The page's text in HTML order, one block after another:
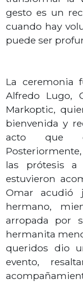
gesto es un
cuando hay
puede ser
La ceremonia
Alfredo Lugo,
Markoptic,
bienvenida y
acto que
las prótesis a
estuvieron
Omar acudió
hermano,
arropada por
hermanita
queridos dio
evento,